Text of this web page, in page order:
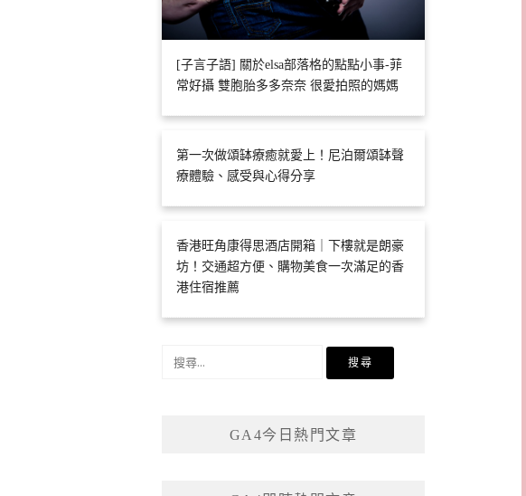
[子言子語] 關於elsa部落格的點點小事-菲
常好攝 雙胞胎多多奈奈 很愛拍照的媽媽
第一次做頌缽療癒就愛上！尼泊爾頌缽聲
療體驗、感受與心得分享
香港旺角康得思酒店開箱｜下樓就是朗豪
坊！交通超方便、購物美食一次滿足的香
港住宿推薦
GA4今日熱門文章